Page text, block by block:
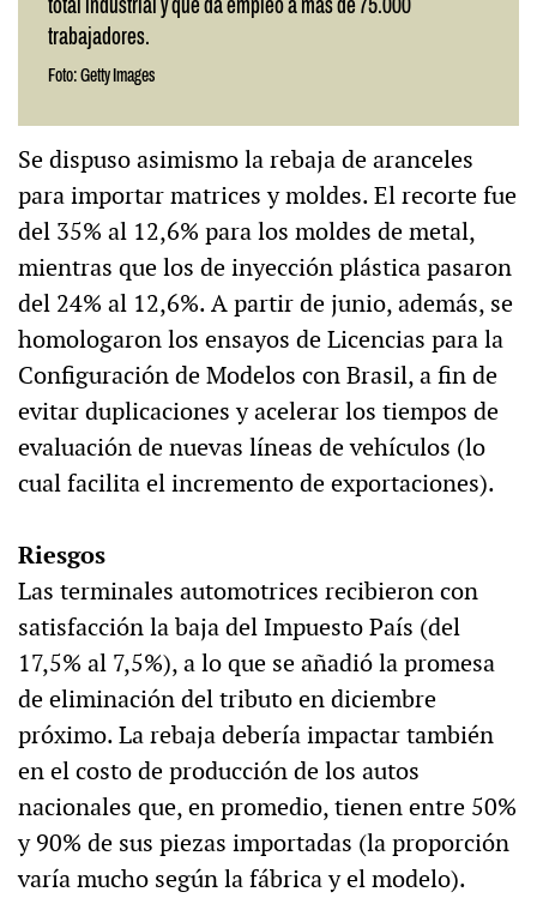
total industrial y que da empleo a más de 75.000
trabajadores.
Foto: Getty Images
Se dispuso asimismo la rebaja de aranceles
para importar matrices y moldes. El recorte fue
del 35% al 12,6% para los moldes de metal,
mientras que los de inyección plástica pasaron
del 24% al 12,6%. A partir de junio, además, se
homologaron los ensayos de Licencias para la
Configuración de Modelos con Brasil, a fin de
evitar duplicaciones y acelerar los tiempos de
evaluación de nuevas líneas de vehículos (lo
cual facilita el incremento de exportaciones).
Riesgos
Las terminales automotrices recibieron con
satisfacción la baja del Impuesto País (del
17,5% al 7,5%), a lo que se añadió la promesa
de eliminación del tributo en diciembre
próximo. La rebaja debería impactar también
en el costo de producción de los autos
nacionales que, en promedio, tienen entre 50%
y 90% de sus piezas importadas (la proporción
varía mucho según la fábrica y el modelo).